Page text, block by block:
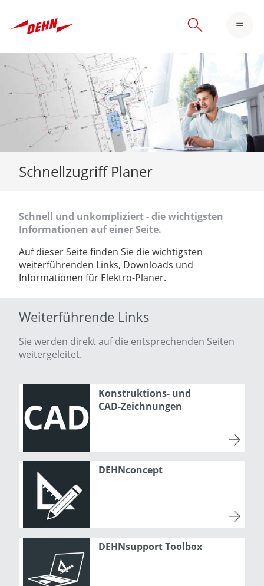
content
Schnellzugriff Planer
Schnell und unkompliziert - die wichtigsten
Informationen auf einer Seite.
Auf dieser Seite finden Sie die wichtigsten
weiterführenden Links, Downloads und
Informationen für Elektro-Planer.
Weiterführende Links
Sie werden direkt auf die entsprechenden Seiten
weitergeleitet.
Konstruktions- und
CAD-Zeichnungen
DEHNconcept
DEHNsupport Toolbox